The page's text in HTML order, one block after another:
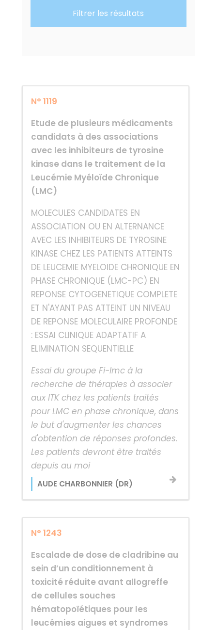
N° 1119
Etude de plusieurs médicaments
candidats à des associations
avec les inhibiteurs de tyrosine
kinase dans le traitement de la
Leucémie Myéloïde Chronique
(LMC)
MOLECULES CANDIDATES EN
ASSOCIATION OU EN ALTERNANCE
AVEC LES INHIBITEURS DE TYROSINE
KINASE CHEZ LES PATIENTS ATTEINTS
DE LEUCEMIE MYELOIDE CHRONIQUE EN
PHASE CHRONIQUE (LMC-PC) EN
REPONSE CYTOGENETIQUE COMPLETE
ET N'AYANT PAS ATTEINT UN NIVEAU
DE REPONSE MOLECULAIRE PROFONDE
: ESSAI CLINIQUE ADAPTATIF A
ELIMINATION SEQUENTIELLE
Essai du groupe Fi-lmc à la
recherche de thérapies à associer
aux ITK chez les patients traités
pour LMC en phase chronique, dans
le but d'augmenter les chances
d'obtention de réponses profondes.
Les patients devront être traités
depuis au moi
AUDE CHARBONNIER (DR)
N° 1243
Escalade de dose de cladribine au
sein d’un conditionnement à
toxicité réduite avant allogreffe
de cellules souches
hématopoïétiques pour les
leucémies aigues et syndromes